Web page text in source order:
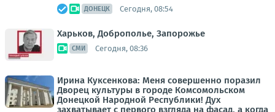
ДОНЕЦК Сегодня, 08:54
Харьков, Доброполье, Запорожье
СМИ Сегодня, 08:36
Ирина Куксенкова: Меня совершенно поразил
Дворец культуры в городе Комсомольском
Донецкой Народной Республики! Дух
захватывает с первого взгляда на фасад, а когда